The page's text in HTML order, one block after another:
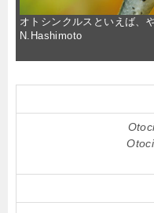
オトシンクルスといえば
N.Hashimoto